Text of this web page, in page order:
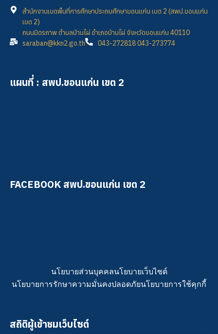
สำนักงานเขตพื้นที่การศึกษาประถมศึกษาขอนแก่น เขต 2 (สพป.ขอนแก่น
เขต 2)
ถนนมิตรภาพ ตำบลบ้านไผ่ อำเภอบ้านไผ่ จังหวัดขอนแก่น 40110
saraban@kkn2.go.th
043-272818 043-273774
แผนที่ : สพป.ขอนแก่น เขต 2
FACEBOOK สพป.ขอนแก่น เขต 2
นโยบายส่วนบุคคลนโยบายเว็บไซต์
นโยบายการรักษาความมั่นคงปลอดภัยนโยบายการใช้คุกกี้
สถิติผู้เข้าชมเว็บไซต์